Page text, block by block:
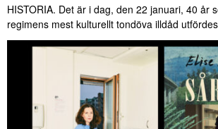
HISTORIA. Det är i dag, den 22 januari, 40 år
regimens mest kulturellt tondöva illdåd